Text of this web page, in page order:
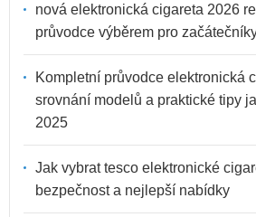
nová elektronická cigareta 2026
průvodce výběrem pro
Kompletní průvodce elektronická
srovnání modelů a praktické tipy
2025
Jak vybrat tesco elektronické
bezpečnost a nejlepší nabídky